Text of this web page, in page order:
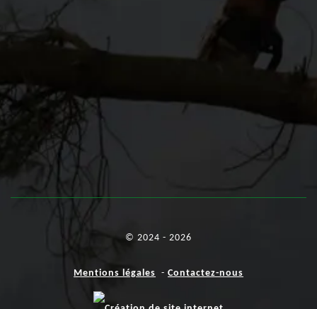
© 2024 - 2026
Mentions légales - Contactez-nous